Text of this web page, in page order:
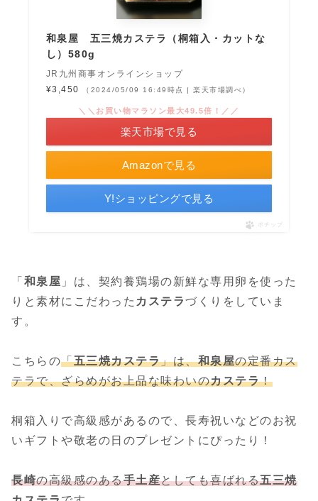
和泉屋 五三焼カステラ（桐箱入・カットな
し）580g
JR九州商事オンラインショップ
¥3,450
（2024/05/09 16:49時点 | 楽天市場調べ）
Amazonで見る
＼＼お買い物マラソン最大49.5倍！／／
楽天市場で見る
Y!ショッピングで見る
ポチップ
「 和泉屋 」は、契約養鶏場の新鮮な専用卵を使った
りと素材にこだわった カステラづくりをしていま
す。
こちらの「五三焼カステラ」は、和泉屋の定番カス
テラで、ざらめがお上品な味わいのカステラ！
桐箱入りで高級感があるので、長寿祝いなどのお祝
いギフトや敬老の日のプレゼントにぴったり！
長崎の高級感のある手土産としても喜ばれる五三焼